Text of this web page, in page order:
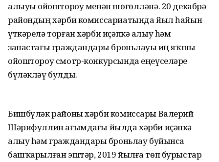
алыуҙы ойоштороу менән шөғөлләнә. 20 декабрҙә
райондың хәрби комиссариатында йыл һайын
үткәрелә торған хәрби иҫәпкә алыу hәм
запастағы граждандарҙы броньлауҙы иң яҡшы
ойоштороу смотр-конкурсында еңеүселәрҙе
бүләкләү булды.
Бишбүләк районы хәрби комиссары Валерий
Шәрифуллин ағымдағы йылда хәрби иҫәпкә
алыу hәм граждандарҙы броньлау буйынса
башҡарылған эштәр, 2019 йылға төп бурыстар